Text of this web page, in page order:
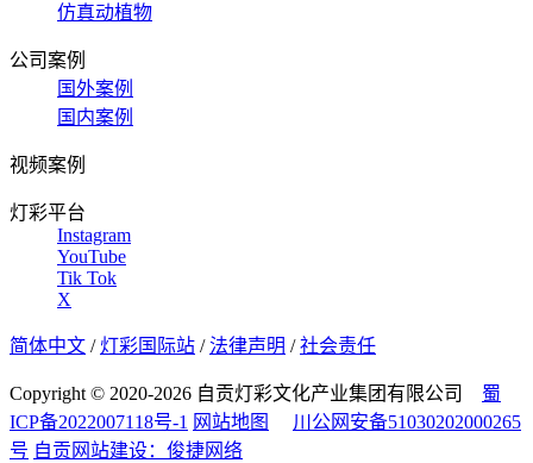
仿真动植物
公司案例
国外案例
国内案例
视频案例
灯彩平台
Instagram
YouTube
Tik Tok
X
简体中文 / 灯彩国际站 /法律声明 /社会责任
Copyright © 2020-2026 自贡灯彩文化产业集团有限公司 蜀
ICP备2022007118号-1 网站地图
川公网安备51030202000265
号 自贡网站建设：俊捷网络